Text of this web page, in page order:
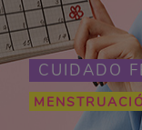
CUIDADO